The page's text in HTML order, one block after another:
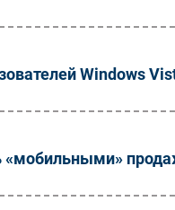
Windows
«мобильными»